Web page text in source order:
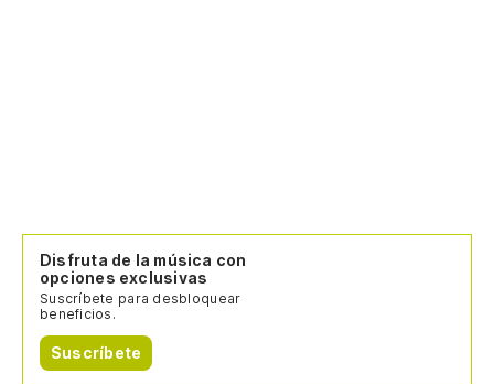
Disfruta de la música con
opciones exclusivas
Suscríbete para desbloquear
beneficios.
Suscríbete